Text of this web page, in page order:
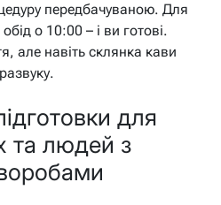
передбачуваною. Для
о 10:00 – і ви готові.
але навіть склянка кави
для
та людей з